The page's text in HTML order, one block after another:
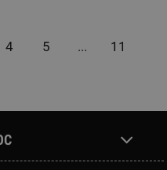
4 5 ... 11